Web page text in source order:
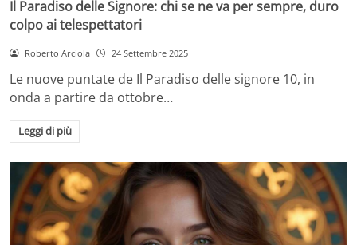
Il Paradiso delle Signore: chi se ne va per sempre, duro
colpo ai telespettatori
Roberto Arciola 24 Settembre 2025
Le nuove puntate de Il Paradiso delle signore 10, in
onda a partire da ottobre…
Leggi di più